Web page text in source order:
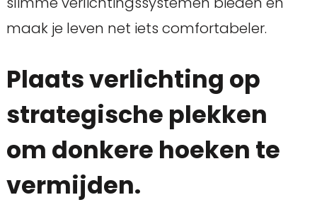
maak je leven net iets comfortabeler.
Plaats verlichting op
strategische plekken
om donkere hoeken te
vermijden.